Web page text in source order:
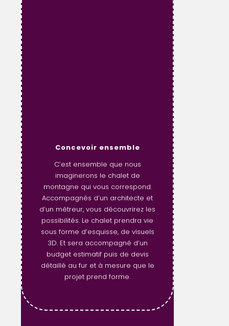
Concevoir ensemble
C’est ensemble que nous
imaginerons le chalet de
montagne qui vous correspond.
Accompagnés d’un architecte et
d’un métreur, vous découvrirez les
possibilités. Le chalet prendra vie
sous forme d’esquisse, de visuels
3D. Et sera accompagné d’un
budget estimatif puis de devis
détaillé au fur et à mesure que le
projet prend forme.